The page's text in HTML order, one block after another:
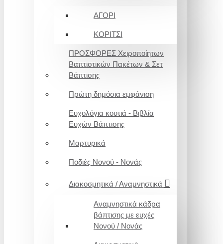
ΑΓΟΡΙ
ΚΟΡΙΤΣΙ
ΠΡΟΣΦΟΡΕΣ Χειροποίητων
Βαπτιστικών Πακέτων & Σετ
Βάπτισης
Πρώτη δημόσια εμφάνιση
Ευχολόγια κουτιά - Βιβλία
Ευχών Βάπτισης
Μαρτυρικά
Ποδιές Νονού - Νονάς
Διακοσμητικά / Αναμνηστικά
Αναμνηστικά κάδρα
βάπτισης με ευχές
Νονού / Νονάς